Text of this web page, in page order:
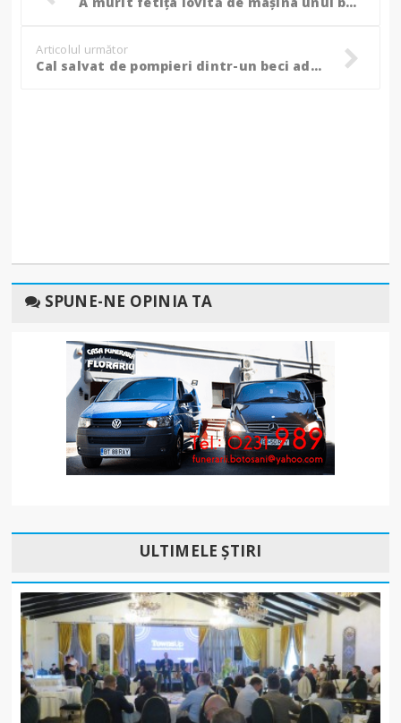
Articolul următor
Cal salvat de pompieri dintr-un beci adânc de peste doi metri! - FOTO
SPUNE-NE OPINIA TA
ULTIMELE ȘTIRI